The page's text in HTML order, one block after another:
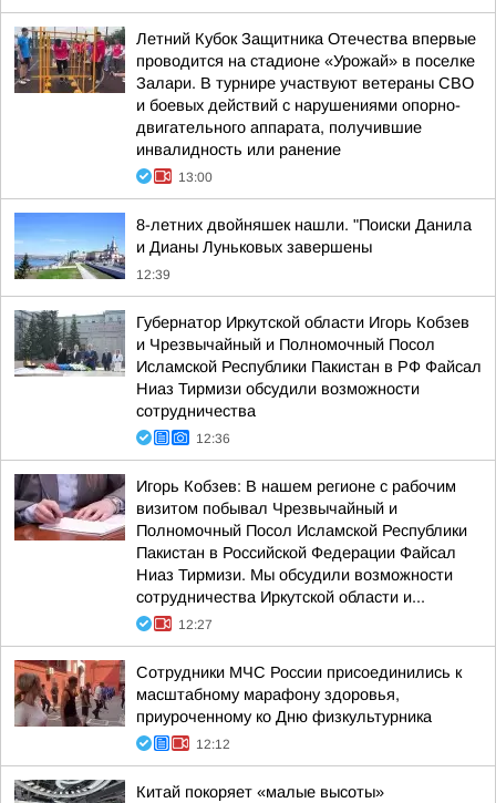
Летний Кубок Защитника Отечества впервые
проводится на стадионе «Урожай» в поселке
Залари. В турнире участвуют ветераны СВО
и боевых действий с нарушениями опорно-
двигательного аппарата, получившие
инвалидность или ранение
13:00
8-летних двойняшек нашли. "Поиски Данила
и Дианы Луньковых завершены
12:39
Губернатор Иркутской области Игорь Кобзев
и Чрезвычайный и Полномочный Посол
Исламской Республики Пакистан в РФ Файсал
Ниаз Тирмизи обсудили возможности
сотрудничества
12:36
Игорь Кобзев: В нашем регионе с рабочим
визитом побывал Чрезвычайный и
Полномочный Посол Исламской Республики
Пакистан в Российской Федерации Файсал
Ниаз Тирмизи. Мы обсудили возможности
сотрудничества Иркутской области и...
12:27
Сотрудники МЧС России присоединились к
масштабному марафону здоровья,
приуроченному ко Дню физкультурника
12:12
Китай покоряет «малые высоты»